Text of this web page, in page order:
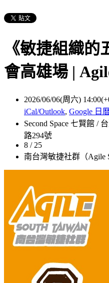
《敏捷組織
會高雄場 |
2026/06/06(周六)
iCal/Outlook, Google 日
Second Space 七賢館 /
路294號
8 / 25
南台灣敏捷社群（Agile